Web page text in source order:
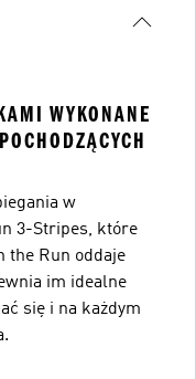
WYKONANE
w
3-Stripes, które
the Run oddaje
im idealne
się i na każdym